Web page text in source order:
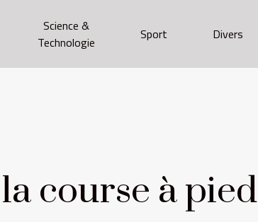
Science &
Technologie
Sport Divers
course à pied